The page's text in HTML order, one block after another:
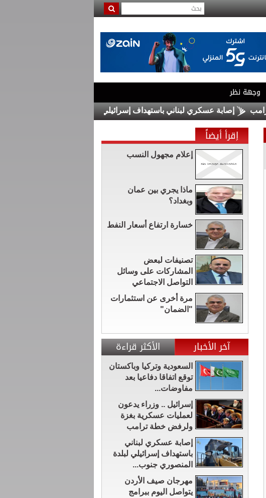
وجهة نظر
إصابة عسكري لبناني باستهداف إسرائيلي لبلدة المنصوري جنوب لبنان
إقرأ أيضاً
إعلام مجهول النسب
ماذا يجري بين عمان
وبغداد؟
خسارة ارتفاع أسعار النفط
تصنيفات لبعض
المشاركات على وسائل
التواصل الاجتماعي
مرة أخرى عن استثمارات
"الضمان"
آخر الأخبار الأكثر قراءة
السعودية وتركيا وباكستان
توقع اتفاقا دفاعيا بعد
مفاوضات...
إسرائيل .. وزراء يدعون
لعمليات عسكرية بغزة
ولرفض خطة ترامب
إصابة عسكري لبناني
باستهداف إسرائيلي لبلدة
المنصوري جنوب...
مهرجان صيف الأردن
يتواصل اليوم ببرامج